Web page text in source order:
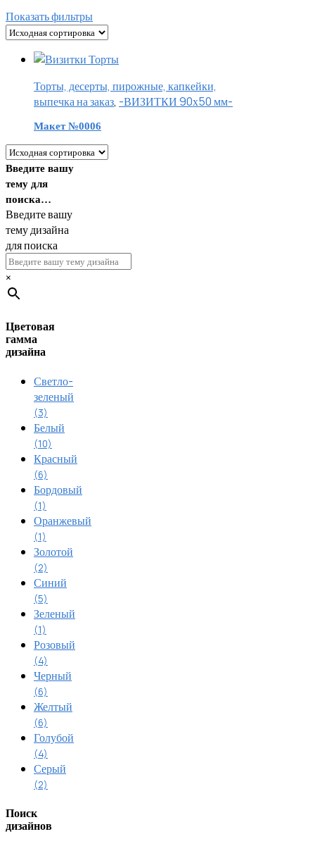
Показать фильтры
Торты, десерты, пирожные, капкейки,
выпечка на заказ, -ВИЗИТКИ 90х50 мм-
Макет №0006
Введите вашу
тему для
поиска…
Введите вашу
тему дизайна
для поиска
×
Цветовая
гамма
дизайна
Светло-
зеленый
(3)
Белый
(10)
Красный
(6)
Бордовый
(1)
Оранжевый
(1)
Золотой
(2)
Синий
(5)
Зеленый
(1)
Розовый
(4)
Черный
(6)
Желтый
(6)
Голубой
(4)
Серый
(2)
Поиск
дизайнов